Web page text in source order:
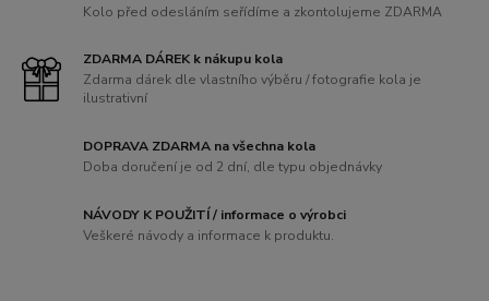
Kolo před odesláním seřídíme a zkontolujeme ZDARMA
ZDARMA DÁREK k nákupu kola
Zdarma dárek dle vlastního výběru / fotografie kola je
ilustrativní
DOPRAVA ZDARMA na všechna kola
Doba doručení je od 2 dní, dle typu objednávky
NÁVODY K POUŽITÍ / informace o výrobci
Veškeré návody a informace k produktu.